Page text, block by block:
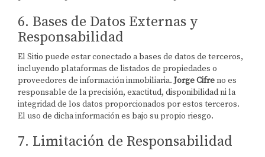
6. Bases de Datos Externas y
Responsabilidad
El Sitio puede estar conectado a bases de datos de terceros,
incluyendo plataformas de listados de propiedades o
proveedores de información inmobiliaria.Jorge Cifreno es
responsable de la precisión, exactitud, disponibilidad ni la
integridad de los datos proporcionados por estos terceros.
El uso de dicha información es bajo su propio riesgo.
7. Limitación de Responsabilidad